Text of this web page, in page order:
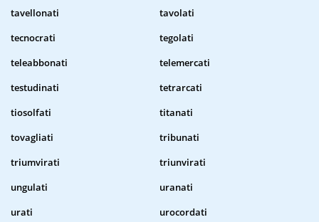
tavellonati
tavolati
tecnocrati
tegolati
teleabbonati
telemercati
testudinati
tetrarcati
tiosolfati
titanati
tovagliati
tribunati
triumvirati
triunvirati
ungulati
uranati
urati
urocordati